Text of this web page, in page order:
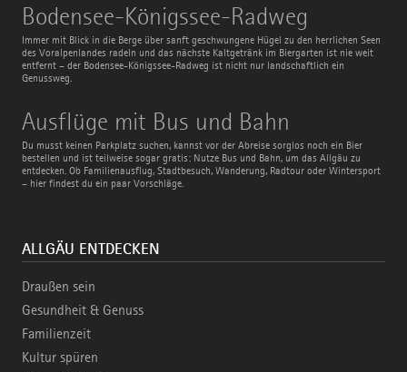
Bodensee-Königssee-Radweg
Immer mit Blick in die Berge über sanft geschwungene Hügel zu den herrlichen Seen
des Voralpenlandes radeln und das nächste Kaltgetränk im Biergarten ist nie weit
entfernt – der Bodensee-Königssee-Radweg ist nicht nur landschaftlich ein
Genussweg.
Bodensee-
Königssee-
Radweg
Ausflüge mit Bus und Bahn
Du musst keinen Parkplatz suchen, kannst vor der Abreise sorglos noch ein Bier
bestellen und ist teilweise sogar gratis: Nutze Bus und Bahn, um das Allgäu zu
entdecken. Ob Familienausflug, Stadtbesuch, Wanderung, Radtour oder Wintersport
– hier findest du ein paar Vorschläge.
Ausflüge
mit
Bus
und
Bahn
ALLGÄU ENTDECKEN
Draußen sein
Gesundheit & Genuss
Familienzeit
Kultur spüren